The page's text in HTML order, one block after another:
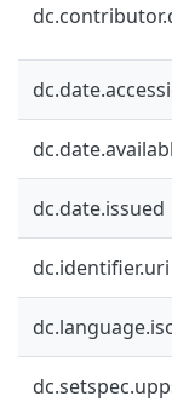
dc.date.issued
dc.identifier.uri